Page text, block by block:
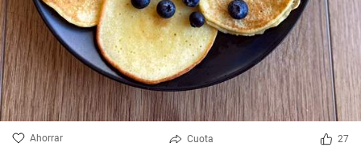
Ahorrar Cuota 27